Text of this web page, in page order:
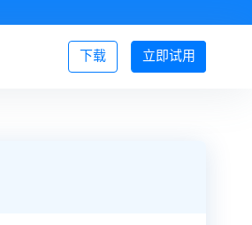
立即试用
下载 登录/注册